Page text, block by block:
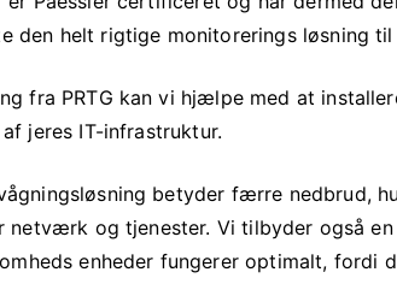
den helt rigtige monitorerings løsning til
fra PRTG kan vi hjælpe med at
jeres IT-infrastruktur.
betyder færre nedbrud,
netværk og tjenester. Vi tilbyder også
enheder fungerer optimalt, fordi